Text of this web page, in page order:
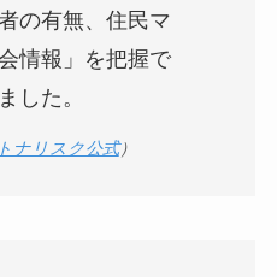
の有無、住民マ
情報」を把握で
した。
トナリスク公式）